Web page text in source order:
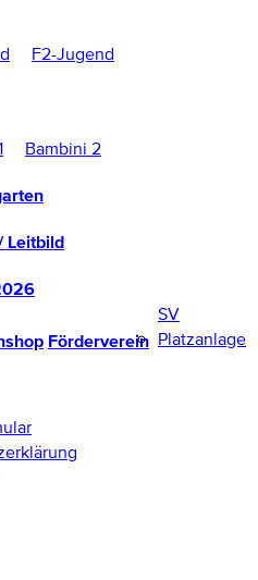
F2-Jugend
Bambini 2
Leitbild
Förderverein
SV
Platzanlage